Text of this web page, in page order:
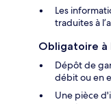
Les
traduites à
Obligatoire à
Dépôt de
débit ou en
Une pièce